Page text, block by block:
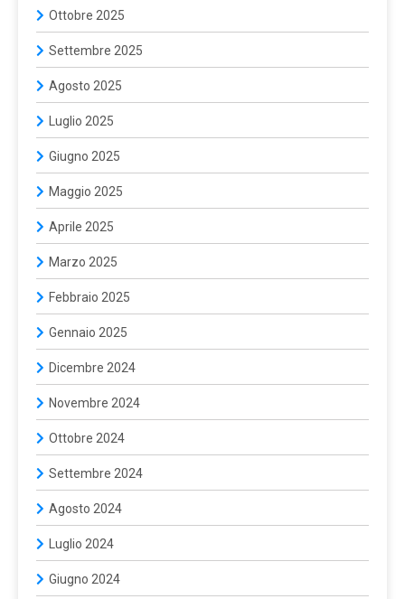
Ottobre 2025
Settembre 2025
Agosto 2025
Luglio 2025
Giugno 2025
Maggio 2025
Aprile 2025
Marzo 2025
Febbraio 2025
Gennaio 2025
Dicembre 2024
Novembre 2024
Ottobre 2024
Settembre 2024
Agosto 2024
Luglio 2024
Giugno 2024